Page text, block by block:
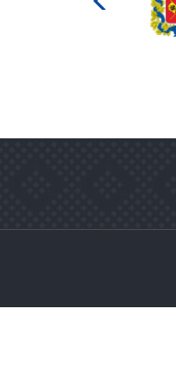
Российской